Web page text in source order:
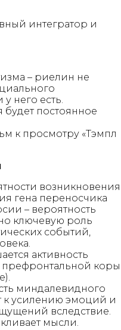
интегратор и
– риелин не
него есть.
постоянное
к просмотру «Тэмпл
возникновения
гена переносчика
– вероятность
ключевую роль
событий,
активность
префронтальной коры
миндалевидного
к усилению эмоций и
вследствие.
мысли.